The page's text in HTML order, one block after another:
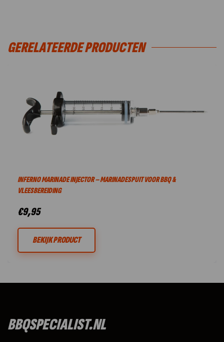
GERELATEERDE PRODUCTEN
INFERNO MARINADE INJECTOR – MARINADESPUIT VOOR BBQ &
VLEESBEREIDING
€9,95
BEKIJK PRODUCT
BBQSPECIALIST.NL